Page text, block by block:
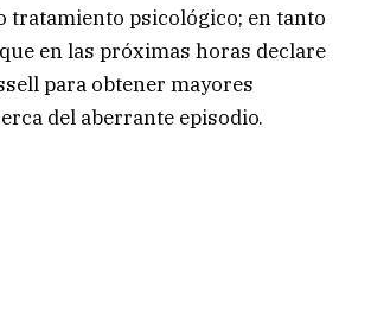
tratamiento psicológico; en tanto
en las próximas horas declare
para obtener mayores
del aberrante episodio.